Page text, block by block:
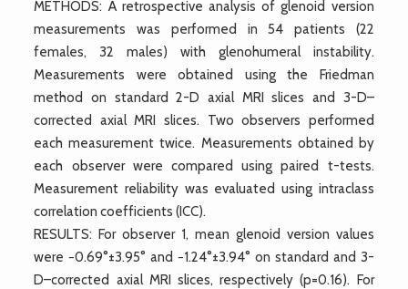
METHODS: A retrospective analysis of glenoid version
measurements was performed in 54 patients (22
females, 32 males) with glenohumeral instability.
Measurements were obtained using the Friedman
method on standard 2-D axial MRI slices and 3-D–
corrected axial MRI slices. Two observers performed
each measurement twice. Measurements obtained by
each observer were compared using paired t-tests.
Measurement reliability was evaluated using intraclass
correlation coefficients (ICC).
RESULTS: For observer 1, mean glenoid version values
were −0.69°±3.95° and −1.24°±3.94° on standard and 3-
D–corrected axial MRI slices, respectively (p=0.16). For